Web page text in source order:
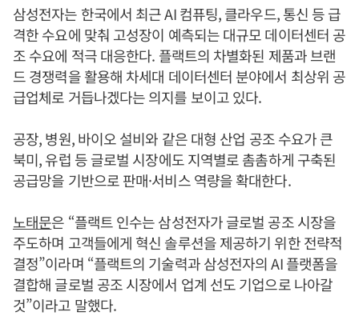
삼성전자는 한국에서 최근 AI 컴퓨팅, 클라우드, 통신 등 급
격한 수요에 맞춰 고성장이 예측되는 대규모 데이터센터 공
조 수요에 적극 대응한다. 플랙트의 차별화된 제품과 브랜
드 경쟁력을 활용해 차세대 데이터센터 분야에서 최상위 공
급업체로 거듭나겠다는 의지를 보이고 있다.
공장, 병원, 바이오 설비와 같은 대형 산업 공조 수요가 큰
북미, 유럽 등 글로벌 시장에도 지역별로 촘촘하게 구축된
공급망을 기반으로 판매·서비스 역량을 확대한다.
노태문은 “플랙트 인수는 삼성전자가 글로벌 공조 시장을
주도하며 고객들에게 혁신 솔루션을 제공하기 위한 전략적
결정”이라며 “플랙트의 기술력과 삼성전자의 AI 플랫폼을
결합해 글로벌 공조 시장에서 업계 선도 기업으로 나아갈
것”이라고 말했다.